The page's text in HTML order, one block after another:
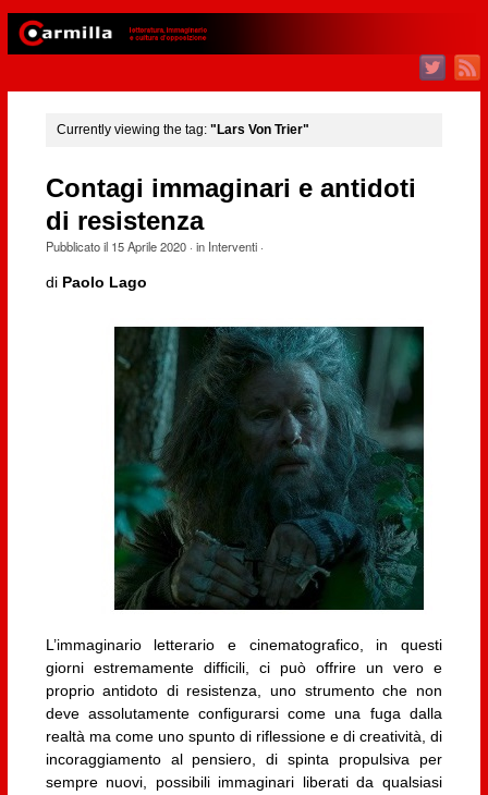
Currently viewing the tag: "Lars Von Trier"
Contagi immaginari e antidoti
di resistenza
Pubblicato il 15 Aprile 2020· in Interventi·
di Paolo Lago
L’immaginario letterario e cinematografico, in questi
giorni estremamente difficili, ci può offrire un vero e
proprio antidoto di resistenza, uno strumento che non
deve assolutamente configurarsi come una fuga dalla
realtà ma come uno spunto di riflessione e di creatività, di
incoraggiamento al pensiero, di spinta propulsiva per
sempre nuovi, possibili immaginari liberati da qualsiasi